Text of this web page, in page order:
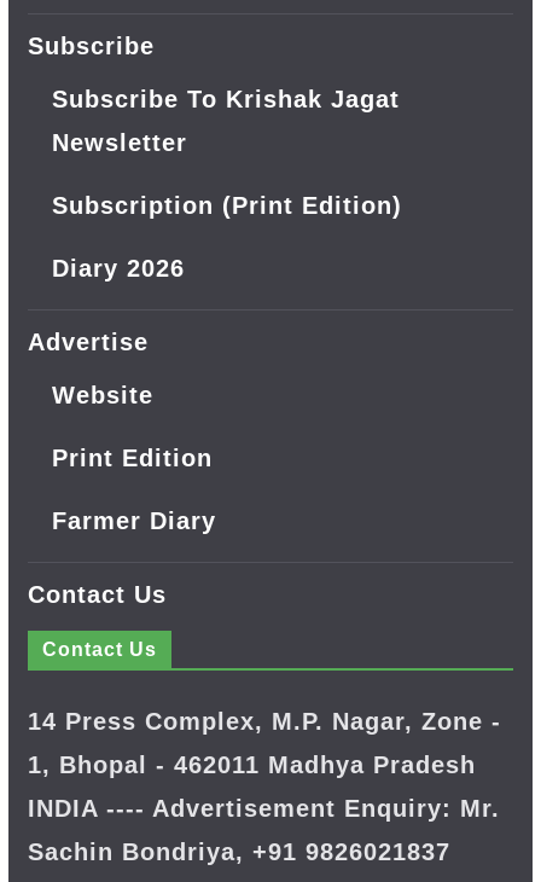
Subscribe
Subscribe To Krishak Jagat
Newsletter
Subscription (Print Edition)
Diary 2026
Advertise
Website
Print Edition
Farmer Diary
Contact Us
Contact Us
14 Press Complex, M.P. Nagar, Zone -
1, Bhopal - 462011 Madhya Pradesh
INDIA ---- Advertisement Enquiry: Mr.
Sachin Bondriya, +91 9826021837